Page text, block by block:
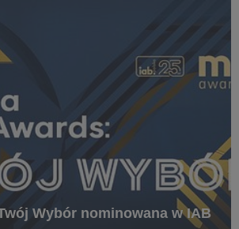
Wybór nominowana w IAB